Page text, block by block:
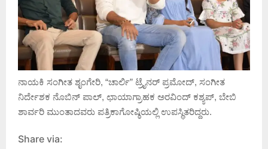
ನಾಯಕಿ ಸಂಗೀತ ಶೃಂಗೇರಿ, “ಚಾರ್ಲಿ” ಟ್ರೈನರ್ ಪ್ರಮೋದ್, ಸಂಗೀತ
ನಿರ್ದೇಶಕ ನೊಬಿನ್ ಪಾಲ್, ಛಾಯಾಗ್ರಾಹಕ ಅರವಿಂದ್ ಕಶ್ಯಪ್, ಬೇಬಿ
ಶಾರ್ವರಿ ಮುಂತಾದವರು ಪತ್ರಿಕಾಗೋಷ್ಠಿಯಲ್ಲಿ ಉಪಸ್ಥಿತರಿದ್ದರು.
Share via: